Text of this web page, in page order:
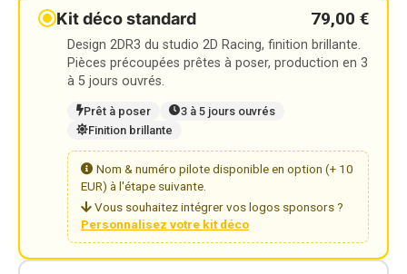
Kit déco standard 79,00 €
Design 2DR3 du studio 2D Racing, finition brillante.
Pièces précoupées prêtes à poser, production en 3
à 5 jours ouvrés.
Prêt à poser
3 à 5 jours ouvrés
Finition brillante
Nom & numéro pilote disponible en option (+ 10
EUR) à l'étape suivante.
Vous souhaitez intégrer vos logos sponsors ?
Personnalisez votre kit déco